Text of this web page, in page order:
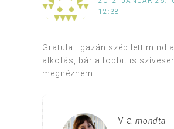
12:38
Gratula! Igazán szép lett mind
alkotás, bár a többit is
megnézném!
Via mondta